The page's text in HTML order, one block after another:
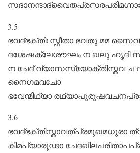
സദാനന്ദാദ്വൈതപ്രസരപരിമഗ്നാഃ
3.5
ഭവദ്ഭക്തിഃ സ്ഫീതാ ഭവതു മമ
ദശേഷക്ലേശൗഘം ന ഖലു ഹൃദി
ന ചേദ്‌ വ്യാസസ്യോക്തിസ്തവ ച
നൈഗമവചോ
ഭവേന്മിഥ്യാ
3.6
ഭവദ്ഭക്തിസ്താവത്പ്രമുഖമധുരാ
കിമപ്യാരൂഢാ